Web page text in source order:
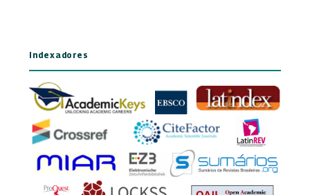
Indexadores